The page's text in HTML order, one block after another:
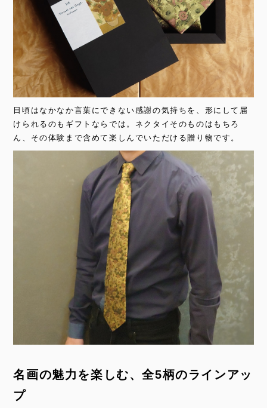
日頃はなかなか言葉にできない感謝の気持ちを、形にして届
けられるのもギフトならでは。ネクタイそのものはもちろ
ん、その体験まで含めて楽しんでいただける贈り物です。
名画の魅力を楽しむ、全5柄のラインアッ
プ